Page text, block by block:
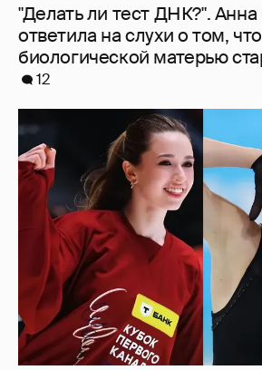
"Делать ли тест ДНК?".
ответила на слухи о том,
биологической матерью
12